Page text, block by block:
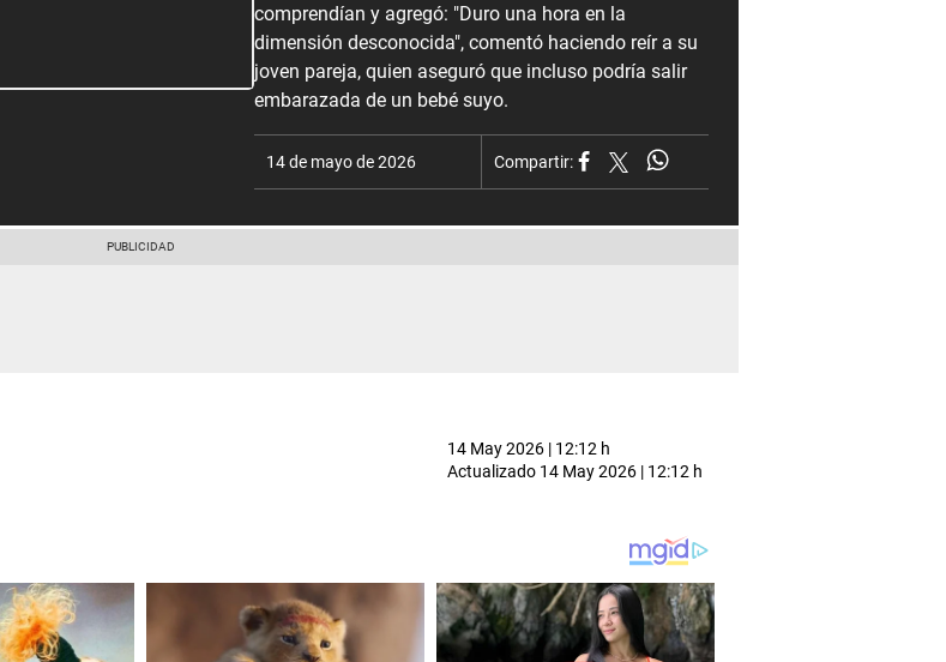
comprendían y agregó: "Duro una hora en la
dimensión desconocida", comentó haciendo reír a su
joven pareja, quien aseguró que incluso podría salir
embarazada de un bebé suyo.
14 de mayo de 2026 Compartir:
14 May 2026 | 12:12 h
Actualizado 14 May 2026 | 12:12 h